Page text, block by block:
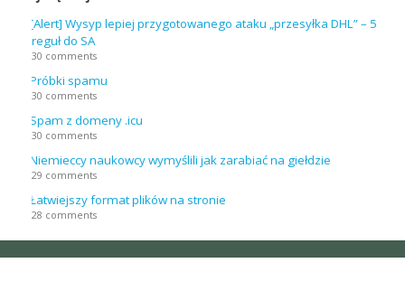
[Alert] Wysyp lepiej przygotowanego ataku „przesyłka DHL” – 5
reguł do SA
30 comments
Próbki spamu
30 comments
Spam z domeny .icu
30 comments
Niemieccy naukowcy wymyślili jak zarabiać na giełdzie
29 comments
Łatwiejszy format plików na stronie
28 comments